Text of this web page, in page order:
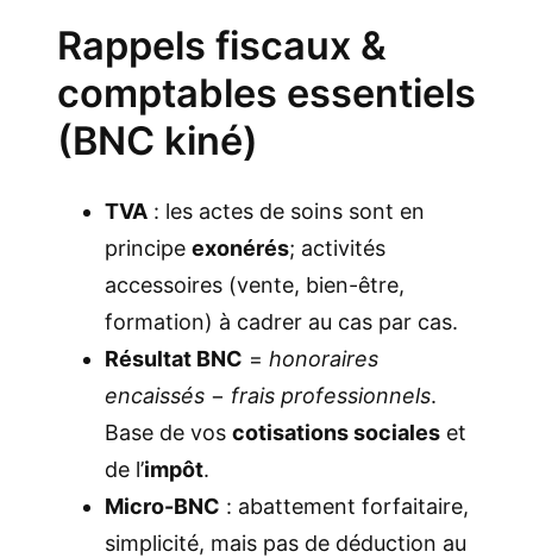
Rappels fiscaux &
comptables essentiels
(BNC kiné)
TVA : les actes de soins sont en
principe exonérés; activités
accessoires (vente, bien-être,
formation) à cadrer au cas par cas.
Résultat BNC = honoraires
encaissés − frais professionnels.
Base de vos cotisations sociales et
de l’impôt.
Micro-BNC : abattement forfaitaire,
simplicité, mais pas de déduction au